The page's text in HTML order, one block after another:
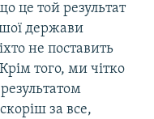
це той результат
держави
не поставить
того, ми чітко
за все,